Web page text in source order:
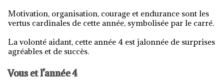
Motivation, organisation, courage et endurance sont les
vertus cardinales de cette année, symbolisée par le carré.
La volonté aidant, cette année 4 est jalonnée de surprises
agréables et de succès.
Vous et l’année 4